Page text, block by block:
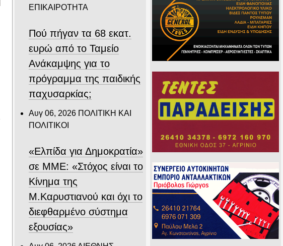
ΕΠΙΚΑΙΡΟΤΗΤΑ
Πού πήγαν τα 68 εκατ.
ευρώ από το Ταμείο
Ανάκαμψης για το
πρόγραμμα της παιδικής
παχυσαρκίας;
Αυγ 06, 2026 ΠΟΛΙΤΙΚΗ ΚΑΙ
ΠΟΛΙΤΙΚΟΙ
«Ελπίδα για Δημοκρατία»
σε ΜΜΕ: «Στόχος είναι το
Κίνημα της
Μ.Καρυστιανού και όχι το
διεφθαρμένο σύστημα
εξουσίας»